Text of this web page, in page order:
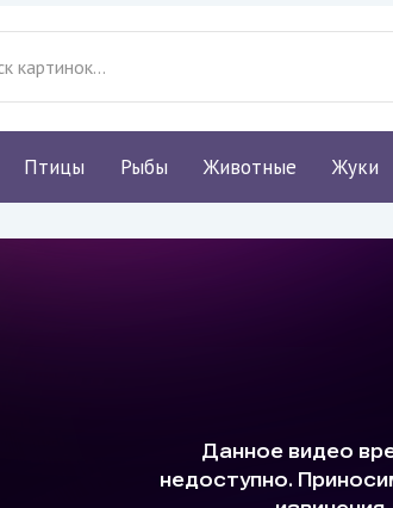
Птицы Рыбы Животные Жуки